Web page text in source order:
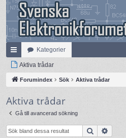
na
bb
lä
nk
ar
Kategorier
Aktiva trådar
Forumindex Sök Aktiva trådar
Aktiva trådar
Gå till avancerad sökning
Sök